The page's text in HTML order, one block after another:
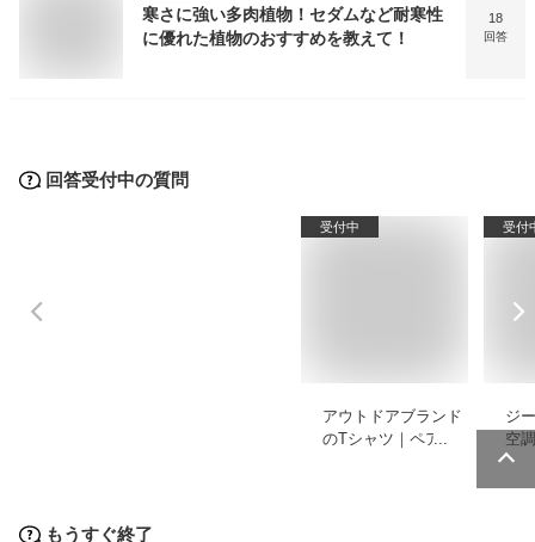
寒さに強い多肉植物！セダムなど耐寒性
に優れた植物のおすすめを教えて！
18
回答
回答受付中の質問
受付中
アウトドアブランド
のTシャツ｜ペアで
受付
ジ
空
テ
もうすぐ終了